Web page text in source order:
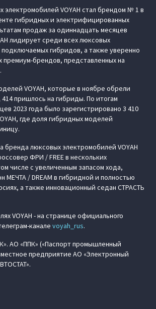
электромобилей VOYAH стал брендом № 1 в
гибридных и электрифицированных
продаж за одиннадцать месяцев
лидирует среди всех люксовых
гибридов, а также уверенно
премиум-брендов, представленных на
VOYAH, которые в ноябре обрели
пришлось на гибриды. По итогам
2023 года было зарегистрировано 3 410
где доля гибридных моделей
бренда люксовых электромобилей VOYAH
ФРИ / FREE в нескольких
числе с увеличенным запасом хода,
МЕЧТА / DREAM в гибридной и полностью
а также инновационный седан СТРАСТЬ
VOYAH - на странице официального
канале voyah_rus.
АО «ППК» («Паспорт промышленный
предприятие АО «Электронный